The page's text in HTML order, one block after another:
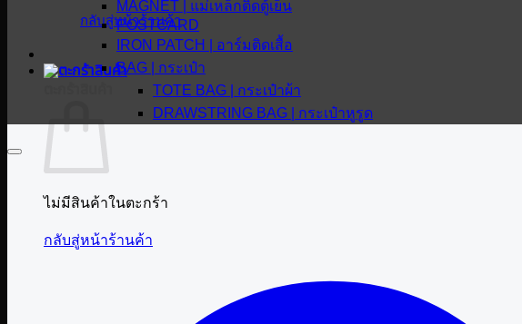
กลับสู่หน้าร้านค้า
ไม่มีสินค้าในตะกร้า
กลับสู่หน้าร้านค้า
MAGNET | แม่เหล็กติดตู้เย็น
POSTCARD
IRON PATCH | อาร์มติดเสื้อ
BAG | กระเป๋า
TOTE BAG | กระเป๋าผ้า
DRAWSTRING BAG | กระเป๋าหูรูด